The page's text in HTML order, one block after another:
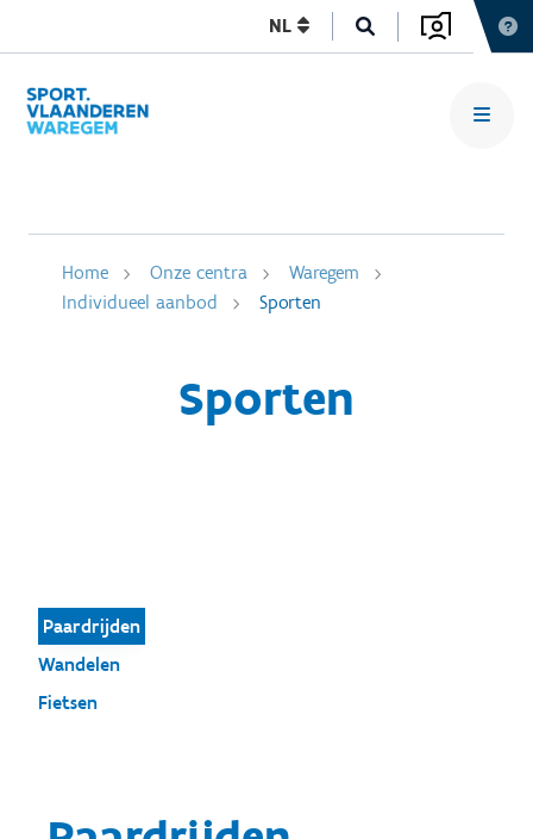
NL
Home Onze centra
Waregem
Individueel aanbod
Sporten
Sporten
Paardrijden
Wandelen
Fietsen